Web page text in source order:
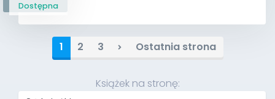
Dostępna
1 2 3 Ostatnia strona
Książek na stronę: